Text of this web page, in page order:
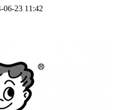
23 11:42